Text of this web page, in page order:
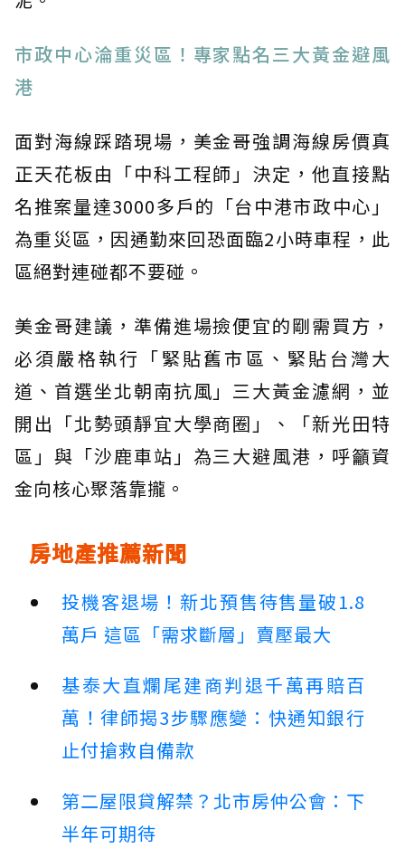
市政中心淪重災區！專家點名三大黃金避風
港
面對海線踩踏現場，美金哥強調海線房價真
正天花板由「中科工程師」決定，他直接點
名推案量達3000多戶的「台中港市政中心」
為重災區，因通勤來回恐面臨2小時車程，此
區絕對連碰都不要碰。
美金哥建議，準備進場撿便宜的剛需買方，
必須嚴格執行「緊貼舊市區、緊貼台灣大
道、首選坐北朝南抗風」三大黃金濾網，並
開出「北勢頭靜宜大學商圈」、「新光田特
區」與「沙鹿車站」為三大避風港，呼籲資
金向核心聚落靠攏。
房地產推薦新聞
投機客退場！新北預售待售量破1.8
萬戶 這區「需求斷層」賣壓最大
基泰大直爛尾建商判退千萬再賠百
萬！律師揭3步驟應變：快通知銀行
止付搶救自備款
第二屋限貸解禁？北市房仲公會：下
半年可期待